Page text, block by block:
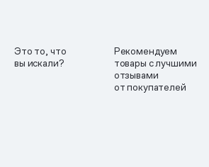
Это то, что
вы искали?
Рекомендуем
товары с лучшими
отзывами
от покупателей